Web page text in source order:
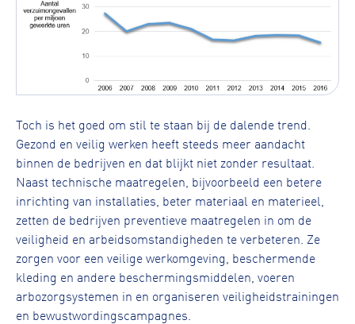
Toch is het goed om stil te staan bij de dalende trend.
Gezond en veilig werken heeft steeds meer aandacht
binnen de bedrijven en dat blijkt niet zonder resultaat.
Naast technische maatregelen, bijvoorbeeld een betere
inrichting van installaties, beter materiaal en materieel,
zetten de bedrijven preventieve maatregelen in om de
veiligheid en arbeidsomstandigheden te verbeteren. Ze
zorgen voor een veilige werkomgeving, beschermende
kleding en andere beschermingsmiddelen, voeren
arbozorgsystemen in en organiseren veiligheidstrainingen
en bewustwordingscampagnes.